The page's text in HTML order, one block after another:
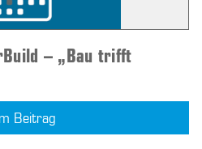
– „Bau trifft
Beitrag